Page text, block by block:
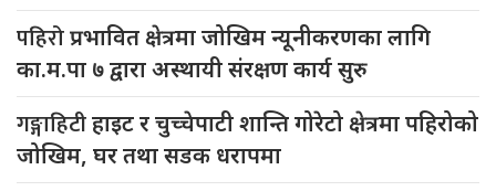
पहिरोप्रभावित क्षेत्रमा जोखिम न्यूनीकरणका लागि
का.म.पा ७ द्वारा अस्थायी संरक्षण कार्य सुरु
गङ्गाहिटीहाइट र चुच्चेपाटी शान्ति गोरेटो क्षेत्रमा पहिरोको
जोखिम, घर तथा सडक धरापमा